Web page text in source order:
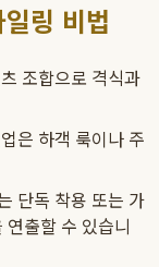
링 비법
조합으로 격식과
은 하객 룩이나 주
단독 착용 또는 가
출할 수 있습니